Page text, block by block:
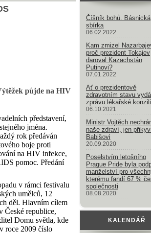
půjde na HIV
představení,
jména.
rok předáván
boje proti
na HIV infekce,
pomoc. Předání
v rámci festivalu
umělců, 12
děl. Hlavním cílem
České republice,
Domu světla, kde
roce 2009 číslo
Číšník bohů. Básnická
sbírka
06.02.2022
Kam zmizel
proč prezident Tokajev
daroval Kazachstán
Putinovi?
07.01.2022
Ať o prezidentově
zdravotním stavu vydá
zprávu lékařské
06.10.2021
Ministr Vojtěch
naše zdraví, jen
Babišovi
20.09.2020
Poselstvím letošního
Prague Pride byla
manželství pro
kterému fandí 67 %
společnosti
08.08.2020
KALENDÁŘ